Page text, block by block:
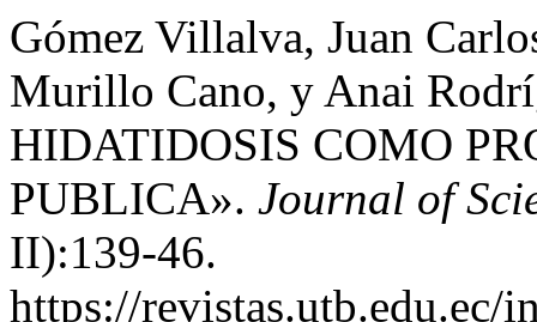
Gómez Villalva, Juan
Murillo Cano, y Anai
HIDATIDOSIS COMO
PUBLICA». Journal of
II):139-46.
https://revistas.utb.edu.ec/